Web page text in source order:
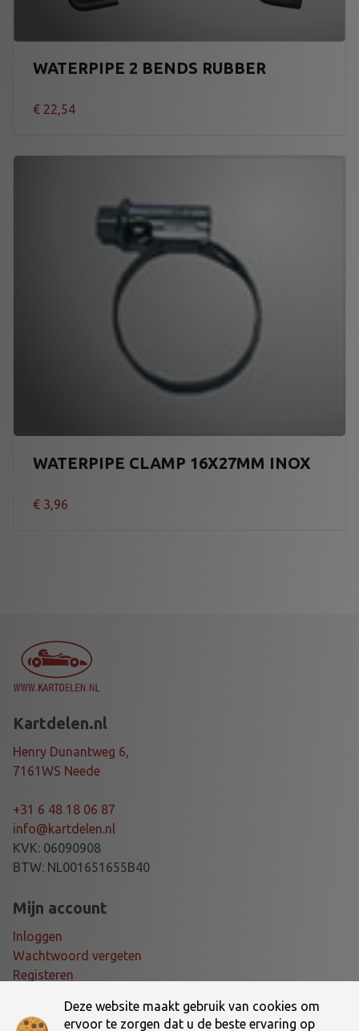
Deze website maakt gebruik van cookies om
ervoor te zorgen dat u de beste ervaring op
WATERPIPE 2 BENDS RUBBER
€ 22,54
WATERPIPE CLAMP 16X27MM INOX
€ 3,96
Kartdelen.nl
Henry Dunantweg 6,
7161WS Neede
+31 6 48 18 06 87
info@kartdelen.nl
KVK: 06090908
BTW: NL001651655B40
Mijn account
Inloggen
Wachtwoord vergeten
Registeren
Voorwaarden